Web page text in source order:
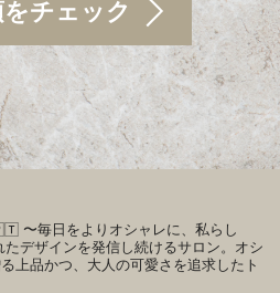
チェック
〜毎日をよりオシャレに、私らし
たデザインを発信し続けるサロン。オシ
上品かつ、大人の可愛さを追求したト